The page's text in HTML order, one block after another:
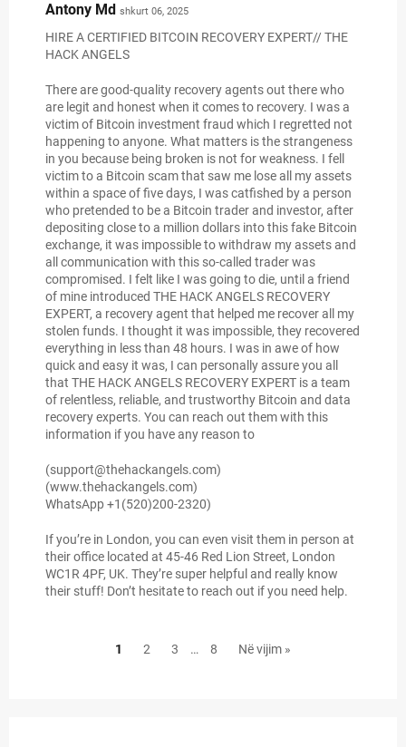
Antony Md shkurt 06, 2025
HIRE A CERTIFIED BITCOIN RECOVERY EXPERT// THE
HACK ANGELS
There are good-quality recovery agents out there who
are legit and honest when it comes to recovery. I was a
victim of Bitcoin investment fraud which I regretted not
happening to anyone. What matters is the strangeness
in you because being broken is not for weakness. I fell
victim to a Bitcoin scam that saw me lose all my assets
within a space of five days, I was catfished by a person
who pretended to be a Bitcoin trader and investor, after
depositing close to a million dollars into this fake Bitcoin
exchange, it was impossible to withdraw my assets and
all communication with this so-called trader was
compromised. I felt like I was going to die, until a friend
of mine introduced THE HACK ANGELS RECOVERY
EXPERT, a recovery agent that helped me recover all my
stolen funds. I thought it was impossible, they recovered
everything in less than 48 hours. I was in awe of how
quick and easy it was, I can personally assure you all
that THE HACK ANGELS RECOVERY EXPERT is a team
of relentless, reliable, and trustworthy Bitcoin and data
recovery experts. You can reach out them with this
information if you have any reason to
(support@thehackangels.com)
(www.thehackangels.com)
WhatsApp +1(520)200-2320)
If you’re in London, you can even visit them in person at
their office located at 45-46 Red Lion Street, London
WC1R 4PF, UK. They’re super helpful and really know
their stuff! Don’t hesitate to reach out if you need help.
1 2 3 … 8 Në vijim »